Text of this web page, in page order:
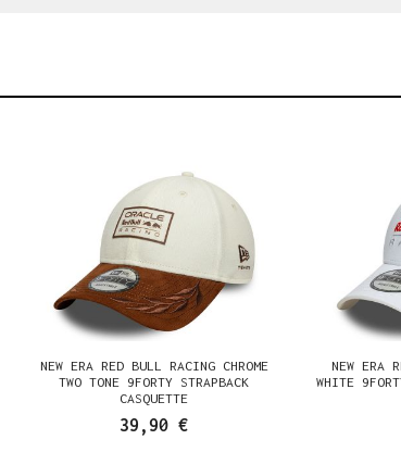
NEW ERA RED BULL RACING CHROME
TWO TONE 9FORTY STRAPBACK
CASQUETTE
39,90 €
NEW ERA
WHITE